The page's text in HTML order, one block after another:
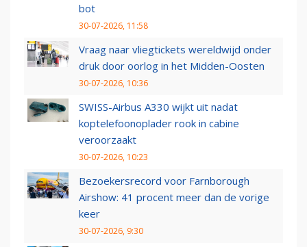
bot
30-07-2026, 11:58
Vraag naar vliegtickets wereldwijd onder
druk door oorlog in het Midden-Oosten
30-07-2026, 10:36
SWISS-Airbus A330 wijkt uit nadat
koptelefoonoplader rook in cabine
veroorzaakt
30-07-2026, 10:23
Bezoekersrecord voor Farnborough
Airshow: 41 procent meer dan de vorige
keer
30-07-2026, 9:30